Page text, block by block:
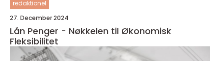
redaktionel
27. December 2024
Lån Penger - Nøkkelen til Økonomisk
Fleksibilitet